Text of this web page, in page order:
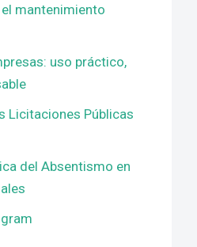
mantenimiento
uso práctico,
Licitaciones Públicas
del Absentismo en